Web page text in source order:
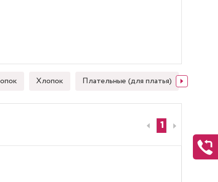
Хлопок Плательные (для платья)
1